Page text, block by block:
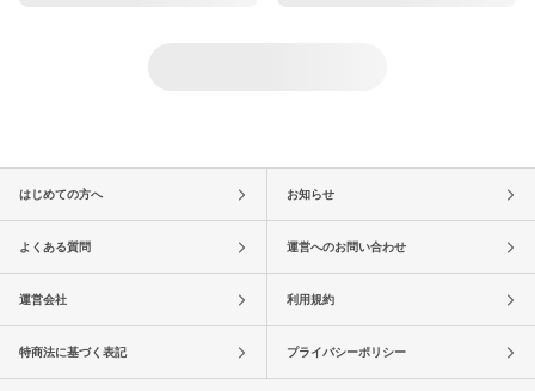
はじめての方へ お知らせ
よくある質問 運営へのお問い合わせ
運営会社 利用規約
特商法に基づく表記 プライバシーポリシー